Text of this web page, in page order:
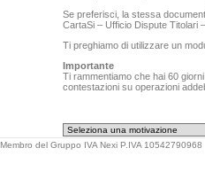
Se preferisci, la stessa
CartaSi – Ufficio Dispute Titolari
Ti preghiamo di utilizzare un
Importante
Ti rammentiamo che hai 60
contestazioni su operazioni
del Gruppo IVA Nexi P.IVA 10542790968